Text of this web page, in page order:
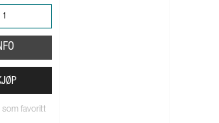
som favoritt